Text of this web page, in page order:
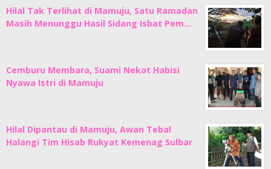
Hilal Tak Terlihat di Mamuju, Satu Ramadan
Masih Menunggu Hasil Sidang Isbat Pem…
Cemburu Membara, Suami Nekat Habisi
Nyawa Istri di Mamuju
Hilal Dipantau di Mamuju, Awan Tebal
Halangi Tim Hisab Rukyat Kemenag Sulbar